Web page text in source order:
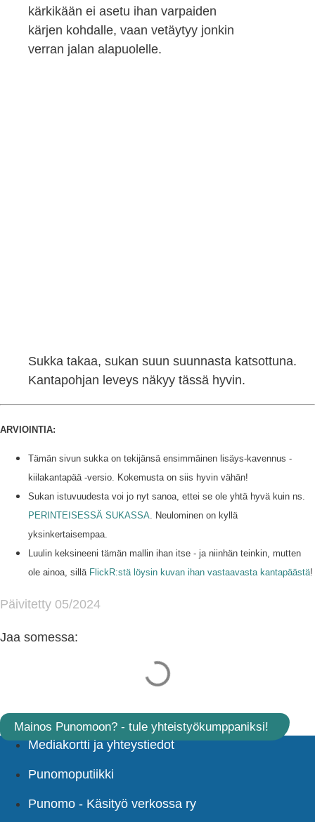
kärkikään ei asetu ihan varpaiden
kärjen kohdalle, vaan vetäytyy jonkin
verran jalan alapuolelle.
Sukka takaa, sukan suun suunnasta katsottuna.
Kantapohjan leveys näkyy tässä hyvin.
ARVIOINTIA:
Tämän sivun sukka on tekijänsä ensimmäinen lisäys-kavennus -
kiilakantapää -versio. Kokemusta on siis hyvin vähän!
Sukan istuvuudesta voi jo nyt sanoa, ettei se ole yhtä hyvä kuin ns.
PERINTEISESSÄ SUKASSA. Neulominen on kyllä
yksinkertaisempaa.
Luulin keksineeni tämän mallin ihan itse - ja niinhän teinkin, mutten
ole ainoa, sillä FlickR:stä löysin kuvan ihan vastaavasta kantapäästä!
Päivitetty 05/2024
Jaa somessa:
Mainos Punomoon? - tule yhteistyökumppaniksi!
Mediakortti ja yhteystiedot
Punomoputiikki
Punomo - Käsityö verkossa ry